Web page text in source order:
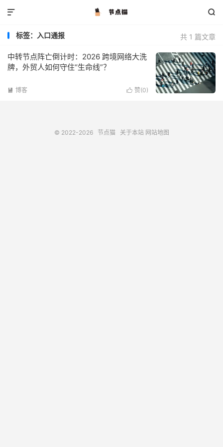


共 1 篇文章
标签：入口通报
中转节点阵亡倒计时：2026 跨境网络大洗
牌，外贸人如何守住“生命线”？
 赞(0)
 博客
© 2022-2026 节点猫 关于本站 网站地图